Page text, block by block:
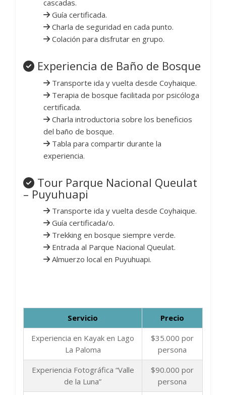
cascadas.
Guía certificada.
Charla de seguridad en cada punto.
Colación para disfrutar en grupo.
Experiencia de Baño de Bosque
Transporte ida y vuelta desde Coyhaique.
Terapia de bosque facilitada por psicóloga
certificada.
Charla introductoria sobre los beneficios
del baño de bosque.
Tabla para compartir durante la
experiencia.
Tour Parque Nacional Queulat
– Puyuhuapi
Transporte ida y vuelta desde Coyhaique.
Guía certificada/o.
Trekking en bosque siempre verde.
Entrada al Parque Nacional Queulat.
Almuerzo local en Puyuhuapi.
Servicio
Precio
Experiencia en Kayak en Lago
La Paloma
$35.000 por
persona
Experiencia Fotográfica “Valle
de la Luna”
$90.000 por
persona